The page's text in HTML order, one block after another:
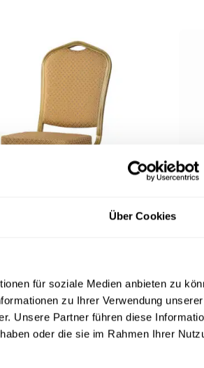
Über Cookies
für soziale Medien anbieten zu
zu Ihrer Verwendung unserer
Unsere Partner führen diese
oder die sie im Rahmen Ihrer
€(inkl. MwSt.)
23,74